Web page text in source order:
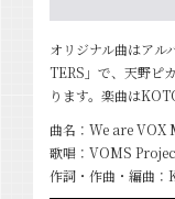
オリジナル曲はア
TERS」で、天野ピ
ります。楽曲は
曲名：We are VOX
歌唱：VOMS
作詞・作曲・編曲